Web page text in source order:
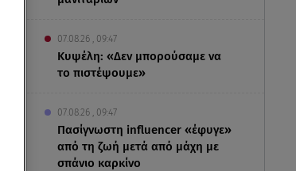
07.08.26 , 09:47
Κυψέλη: «Δεν μπορούσαμε να
το πιστέψουμε»
07.08.26 , 09:47
Πασίγνωστη influencer «έφυγε»
από τη ζωή μετά από μάχη με
σπάνιο καρκίνο